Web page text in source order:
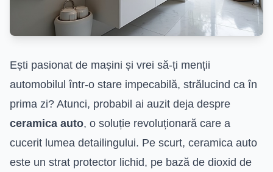
Ești pasionat de mașini și vrei să-ți menții
automobilul într-o stare impecabilă, strălucind ca în
prima zi? Atunci, probabil ai auzit deja despre
ceramica auto, o soluție revoluționară care a
cucerit lumea detailingului. Pe scurt, ceramica auto
este un strat protector lichid, pe bază de dioxid de